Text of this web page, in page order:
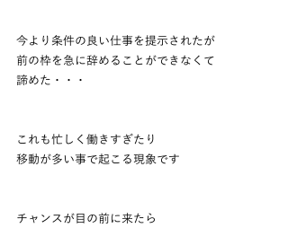
今より条件の良い仕事を提示されたが
前の枠を急に辞めることができなくて
諦めた・・・
これも忙しく働きすぎたり
移動が多い事で起こる現象です
チャンスが目の前に来たら